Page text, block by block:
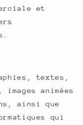
et
textes,
animées
ainsi que
qui